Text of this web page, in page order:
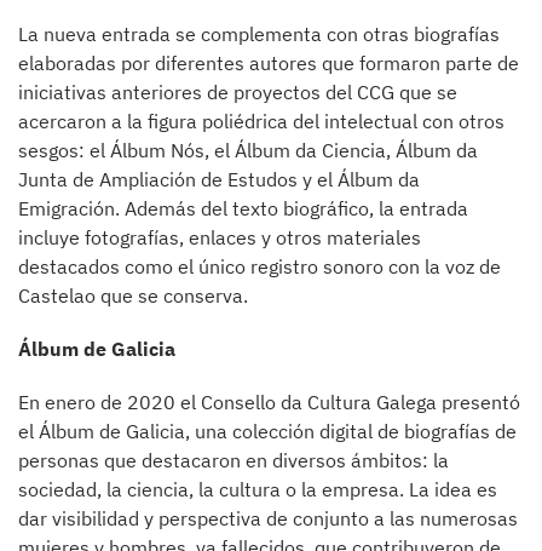
La nueva entrada se complementa con otras biografías
elaboradas por diferentes autores que formaron parte de
iniciativas anteriores de proyectos del CCG que se
acercaron a la figura poliédrica del intelectual con otros
sesgos: el Álbum Nós, el Álbum da Ciencia, Álbum da
Junta de Ampliación de Estudos y el Álbum da
Emigración. Además del texto biográfico, la entrada
incluye fotografías, enlaces y otros materiales
destacados como el único registro sonoro con la voz de
Castelao que se conserva.
Álbum de Galicia
En enero de 2020 el Consello da Cultura Galega presentó
el Álbum de Galicia, una colección digital de biografías de
personas que destacaron en diversos ámbitos: la
sociedad, la ciencia, la cultura o la empresa. La idea es
dar visibilidad y perspectiva de conjunto a las numerosas